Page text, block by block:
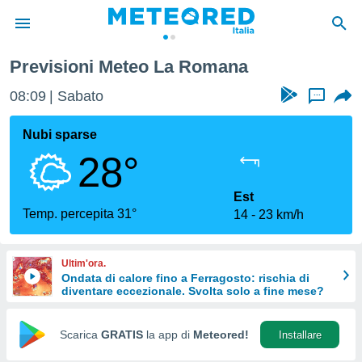
di
per
le
di
Web
Previsioni Meteo La Romana
08:09 Sabato ...
Nubi sparse
28°
Temp. percepita 31°
Est
14
23 km/h
Ultim'ora.
Ondata di calore fino a Ferragosto: rischia di
diventare eccezionale. Svolta solo a fine mese?
Scarica GRATIS la app di Meteored! Installare